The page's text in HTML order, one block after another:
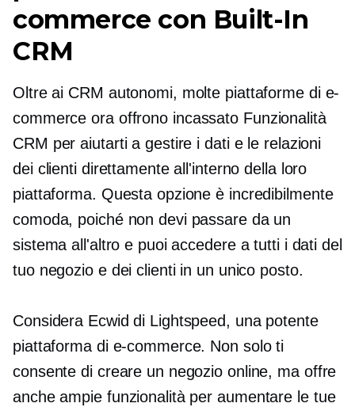
commerce con Built-In
CRM
Oltre ai CRM autonomi, molte piattaforme di e-
commerce ora offrono incassato Funzionalità
CRM per aiutarti a gestire i dati e le relazioni
dei clienti direttamente all'interno della loro
piattaforma. Questa opzione è incredibilmente
comoda, poiché non devi passare da un
sistema all'altro e puoi accedere a tutti i dati del
tuo negozio e dei clienti in un unico posto.
Considera Ecwid di Lightspeed, una potente
piattaforma di e-commerce. Non solo ti
consente di creare un negozio online, ma offre
anche ampie funzionalità per aumentare le tue